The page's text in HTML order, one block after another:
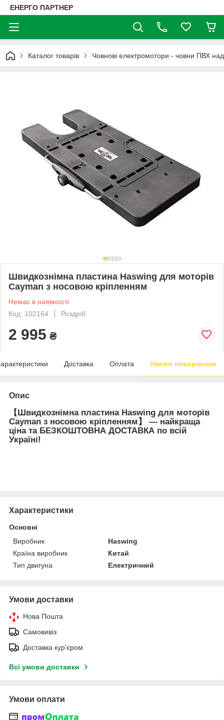
ЕНЕРГО ПАРТНЕР
Каталог товарів Човнові електромотори - човни ПВХ
Швидкознімна пластина Haswing для моторів
Cayman з носовою кріпленням
Немає в наявності
Код: 102164
Роздріб
2 995 ₴
Доставка Оплата Умови повернення
Опис
【Швидкознімна пластина Haswing для моторів
Cayman з носовою кріпленням 】 — найкраща
ціна та БЕЗКОШТОВНА ДОСТАВКА по всій
Україні!
Характеристики
Основні
Виробник
Haswing
Країна виробник
Китай
Тип двигуна
Електричний
Умови доставки
Нова Пошта
Самовивіз
Доставка кур'єром
Всі умови доставки
Умови оплати